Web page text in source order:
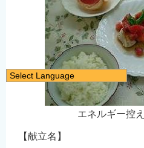
エネルギー控
【献立名】
Select Language
简体中文